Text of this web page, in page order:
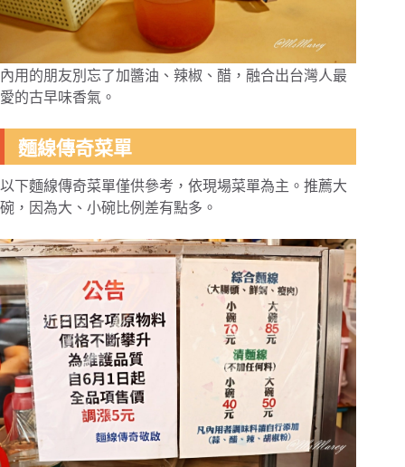
內用的朋友別忘了加醬油、辣椒、醋，融合出台灣人最
愛的古早味香氣。
麵線傳奇菜單
以下麵線傳奇菜單僅供參考，依現場菜單為主。推薦大
碗，因為大、小碗比例差有點多。